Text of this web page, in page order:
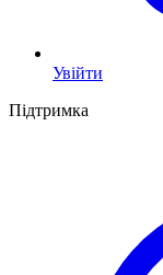
Увійти
Підтримка